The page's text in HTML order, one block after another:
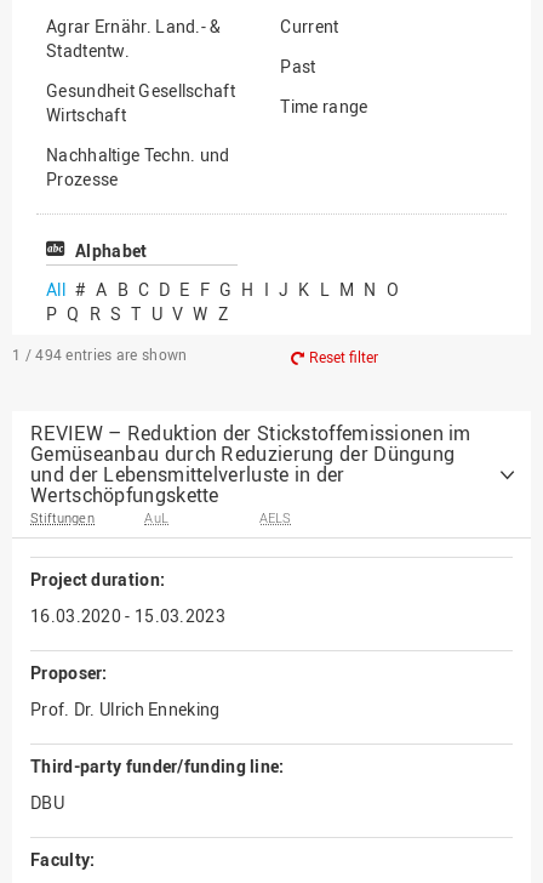
Agrar Ernähr. Land.- &
Stadtentw.
Gesundheit Gesellschaft
Wirtschaft
Nachhaltige Techn. und
Prozesse
Vielfältiges Forschen
Current
Past
Time range
Alphabet
All # A B C D E F G H I J K L M N O
P Q R S T U V W Z
1 / 494 entries are shown Reset filter
REVIEW – Reduktion der Stickstoffemissionen im
Gemüseanbau durch Reduzierung der Düngung
und der Lebensmittelverluste in der
Wertschöpfungskette
Stiftungen AuL AELS
Project duration:
16.03.2020 - 15.03.2023
Proposer:
Prof. Dr. Ulrich Enneking
Third-party funder/funding line:
DBU
Faculty: